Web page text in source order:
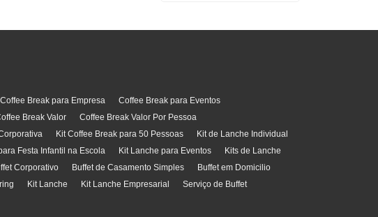
Coffee Break para Empresa
Coffee Break para Eventos
Break Valor
Coffee Break Valor Por Pessoa
Kit Coffee Break para 50 Pessoas
Kit de Lanche Individual
Festa Infantil na Escola Kit Lanche para Eventos
Kits de Lanche
Corporativo Buffet de Casamento Simples
Buffet em Domicilio
Kit Lanche Kit Lanche Empresarial
Serviço de Buffet